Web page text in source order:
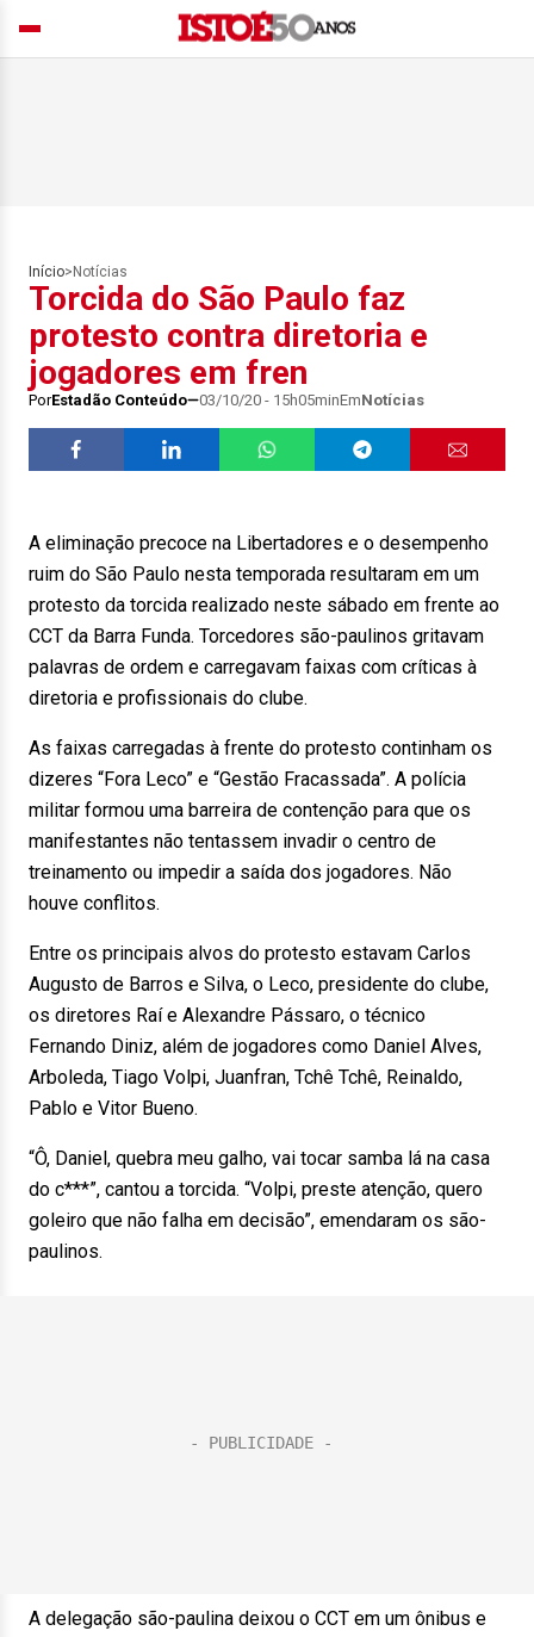
Início> Notícias
Torcida do São Paulo faz
protesto contra diretoria e
jogadores em fren
PorEstadão Conteúdo 03/10/20 - 15h05minEmNotícias
A eliminação precoce na Libertadores e o desempenho
ruim do São Paulo nesta temporada resultaram em um
protesto da torcida realizado neste sábado em frente ao
CCT da Barra Funda. Torcedores são-paulinos gritavam
palavras de ordem e carregavam faixas com críticas à
diretoria e profissionais do clube.
As faixas carregadas à frente do protesto continham os
dizeres “Fora Leco” e “Gestão Fracassada”. A polícia
militar formou uma barreira de contenção para que os
manifestantes não tentassem invadir o centro de
treinamento ou impedir a saída dos jogadores. Não
houve conflitos.
Entre os principais alvos do protesto estavam Carlos
Augusto de Barros e Silva, o Leco, presidente do clube,
os diretores Raí e Alexandre Pássaro, o técnico
Fernando Diniz, além de jogadores como Daniel Alves,
Arboleda, Tiago Volpi, Juanfran, Tchê Tchê, Reinaldo,
Pablo e Vitor Bueno.
“Ô, Daniel, quebra meu galho, vai tocar samba lá na casa
do c***”, cantou a torcida. “Volpi, preste atenção, quero
goleiro que não falha em decisão”, emendaram os são-
paulinos.
A delegação são-paulina deixou o CCT em um ônibus e